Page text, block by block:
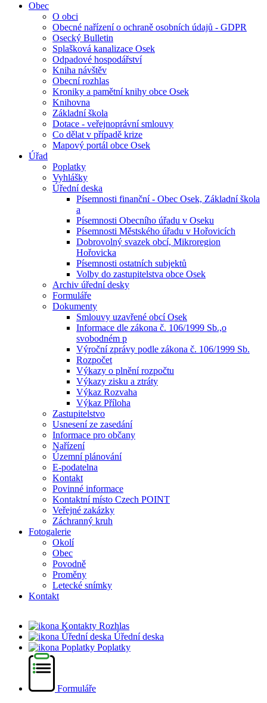
Obec
O obci
Obecné nařízení o ochraně osobních údajů - GDPR
Osecký Bulletin
Splašková kanalizace Osek
Odpadové hospodářství
Kniha návštěv
Obecní rozhlas
Kroniky a pamětní knihy obce Osek
Knihovna
Základní škola
Dotace - veřejnoprávní smlouvy
Co dělat v případě krize
Mapový portál obce Osek
Úřad
Poplatky
Vyhlášky
Úřední deska
Písemnosti finanční - Obec Osek, Základní škola
a
Písemnosti Obecního úřadu v Oseku
Písemnosti Městského úřadu v Hořovicích
Dobrovolný svazek obcí, Mikroregion
Hořovicka
Písemnosti ostatních subjektů
Volby do zastupitelstva obce Osek
Archiv úřední desky
Formuláře
Dokumenty
Smlouvy uzavřené obcí Osek
Informace dle zákona č. 106/1999 Sb.,o
svobodném p
Výroční zprávy podle zákona č. 106/1999 Sb.
Rozpočet
Výkazy o plnění rozpočtu
Výkazy zisku a ztráty
Výkaz Rozvaha
Výkaz Příloha
Zastupitelstvo
Usnesení ze zasedání
Informace pro občany
Nařízení
Územní plánování
E-podatelna
Kontakt
Povinné informace
Kontaktní místo Czech POINT
Veřejné zakázky
Záchranný kruh
Fotogalerie
Okolí
Obec
Povodně
Proměny
Letecké snímky
Kontakt
Rozhlas
Úřední deska
Poplatky
Formuláře